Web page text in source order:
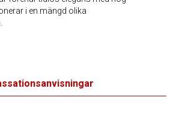
i en mängd olika